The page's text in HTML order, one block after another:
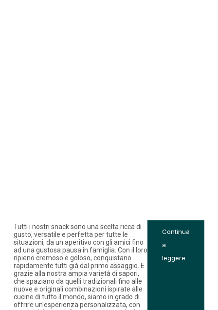
Tutti i nostri snack sono una scelta ricca di
gusto, versatile e perfetta per tutte le
situazioni, da un aperitivo con gli amici fino
ad una gustosa pausa in famiglia. Con il loro
ripieno cremoso e goloso, conquistano
rapidamente tutti già dal primo assaggio. E
grazie alla nostra ampia varietà di sapori,
che spaziano da quelli tradizionali fino alle
nuove e originali combinazioni ispirate alle
cucine di tutto il mondo, siamo in grado di
offrire un'esperienza personalizzata, con
Continua
a
leggere